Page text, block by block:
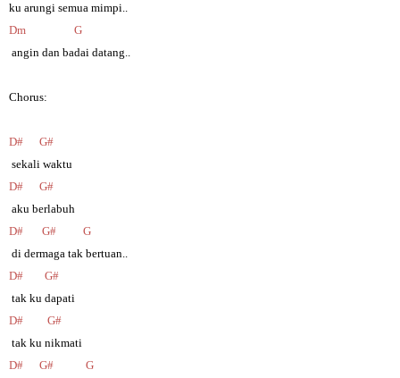
ku arungi semua mimpi..
Dm G
angin dan badai datang..
Chorus:
D# G#
sekali waktu
D# G#
aku berlabuh
D# G# G
di dermaga tak bertuan..
D# G#
tak ku dapati
D# G#
tak ku nikmati
D# G# G